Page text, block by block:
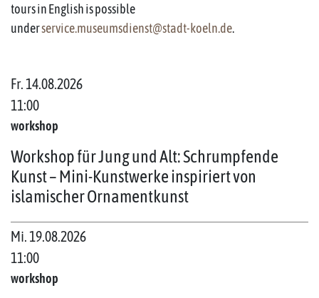
tours in English is possible
underservice.museumsdienst@stadt-koeln.de.
Fr. 14.08.2026
11:00
workshop
Workshop für Jung und Alt: Schrumpfende
Kunst – Mini-Kunstwerke inspiriert von
islamischer Ornamentkunst
Mi. 19.08.2026
11:00
workshop